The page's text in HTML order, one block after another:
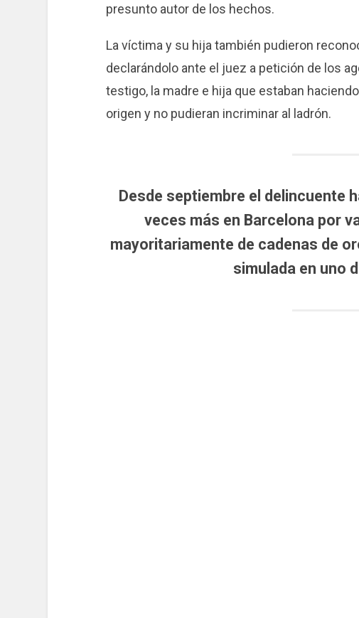
presunto autor de los hechos.
La víctima y su hija también pudieron
declarándolo ante el juez a petición de los
testigo, la madre e hija que estaban
origen y no pudieran incriminar al ladrón.
Desde septiembre el delincuente
veces más en Barcelona por
mayoritariamente de cadenas de
simulada en uno